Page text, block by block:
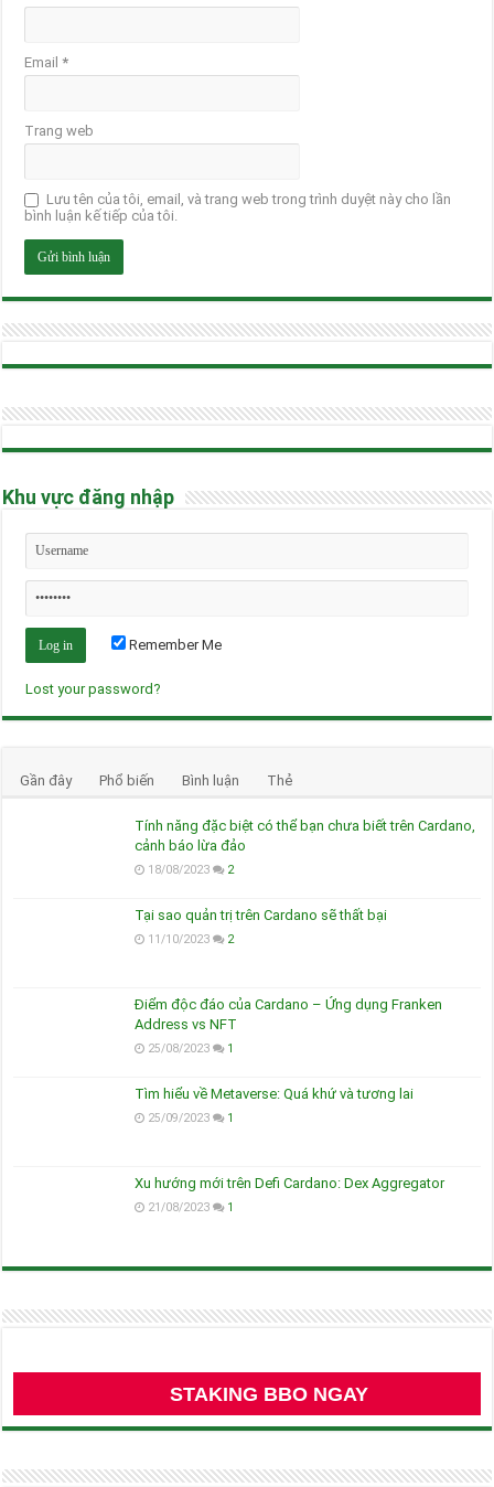
Email*
Trang web
Lưu tên của tôi, email, và trang web trong trình duyệt này cho lần
bình luận kế tiếp của tôi.
Khu vực đăng nhập
Remember Me
Lost your password?
Gần đây Phổ biến Bình luận Thẻ
Tính năng đặc biệt có thể bạn chưa biết trên Cardano,
cảnh báo lừa đảo
18/08/2023 2
Tại sao quản trị trên Cardano sẽ thất bại
11/10/2023 2
Điểm độc đáo của Cardano – Ứng dụng Franken
Address vs NFT
25/08/2023 1
Tìm hiểu về Metaverse: Quá khứ và tương lai
25/09/2023 1
Xu hướng mới trên Defi Cardano: Dex Aggregator
21/08/2023 1
STAKING BBO NGAY